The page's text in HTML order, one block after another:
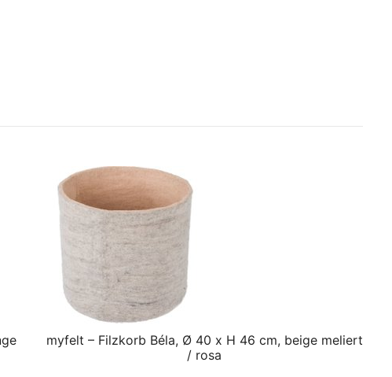
myfelt – Filzkorb Béla, Ø 40 x H 46 cm, beige meliert
/ rosa